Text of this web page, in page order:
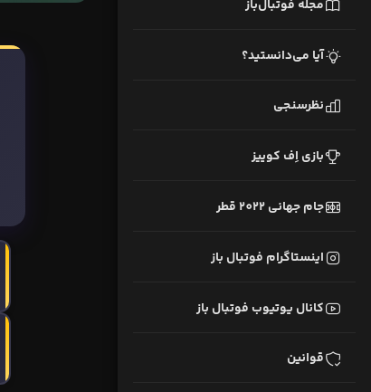
مجله فوتبال‌باز
آیا می‌دانستید؟
نظرسنجی
بازی اِف کوییز
جام جهانی 2022 قطر
اینستاگرام فوتبال باز
کانال یوتیوب فوتبال باز
قوانین